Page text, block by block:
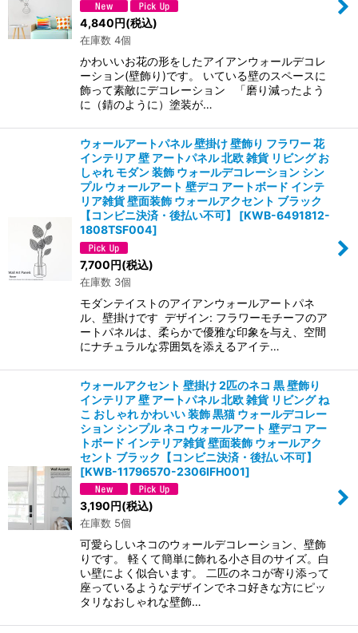
4,840円(税込)
在庫数 4個
かわいいお花の形をしたアイアンウォールデコレ
ーション(壁飾り)です。 いている壁のスペースに
飾って素敵にデコレーション 「磨り減ったよう
に（錆のように）塗装が…
ウォールアートパネル 壁掛け 壁飾り フラワー 花
インテリア 壁 アートパネル 北欧 雑貨 リビング お
しゃれ モダン 装飾 ウォールデコレーション シン
プル ウォールアート 壁デコ アートボード インテ
リア雑貨 壁面装飾 ウォールアクセント ブラック
【コンビニ決済・後払い不可】
[KWB-6491812-
1808TSF004]
7,700円(税込)
在庫数 3個
モダンテイストのアイアンウォールアートパネ
ル、壁掛けです デザイン: フラワーモチーフのア
ートパネルは、柔らかで優雅な印象を与え、空間
にナチュラルな雰囲気を添えるアイテ…
ウォールアクセント 壁掛け 2匹のネコ 黒 壁飾り
インテリア 壁 アートパネル 北欧 雑貨 リビング ね
こ おしゃれ かわいい 装飾 黒猫 ウォールデコレー
ション シンプル ネコ ウォールアート 壁デコ アー
トボード インテリア雑貨 壁面装飾 ウォールアク
セント ブラック【コンビニ決済・後払い不可】
[KWB-11796570-2306IFH001]
3,190円(税込)
在庫数 5個
可愛らしいネコのウォールデコレーション、壁飾
りです。 軽くて簡単に飾れる小さ目のサイズ。白
い壁によく似合います。 二匹のネコが寄り添って
座っているようなデザインでネコ好きな方にピッ
タリなおしゃれな壁飾…